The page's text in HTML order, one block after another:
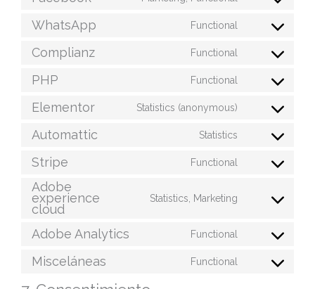
WhatsApp Functional
Complianz Functional
PHP Functional
Elementor Statistics (anonymous)
Automattic Statistics
Stripe Functional
Adobe
experience
cloud
Statistics, Marketing
Adobe Analytics Functional
Misceláneas Functional